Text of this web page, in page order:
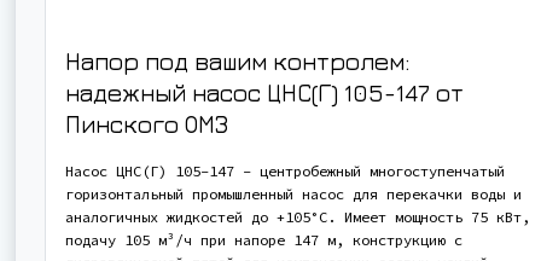
Напор под вашим контролем:
надежный насос ЦНС(Г) 105-147 от
Пинского ОМЗ
Насос ЦНС(Г) 105-147 - центробежный многоступенчатый
горизонтальный промышленный насос для перекачки воды и
аналогичных жидкостей до +105°С. Имеет мощность 75 кВт,
подачу 105 м³/ч при напоре 147 м, конструкцию с